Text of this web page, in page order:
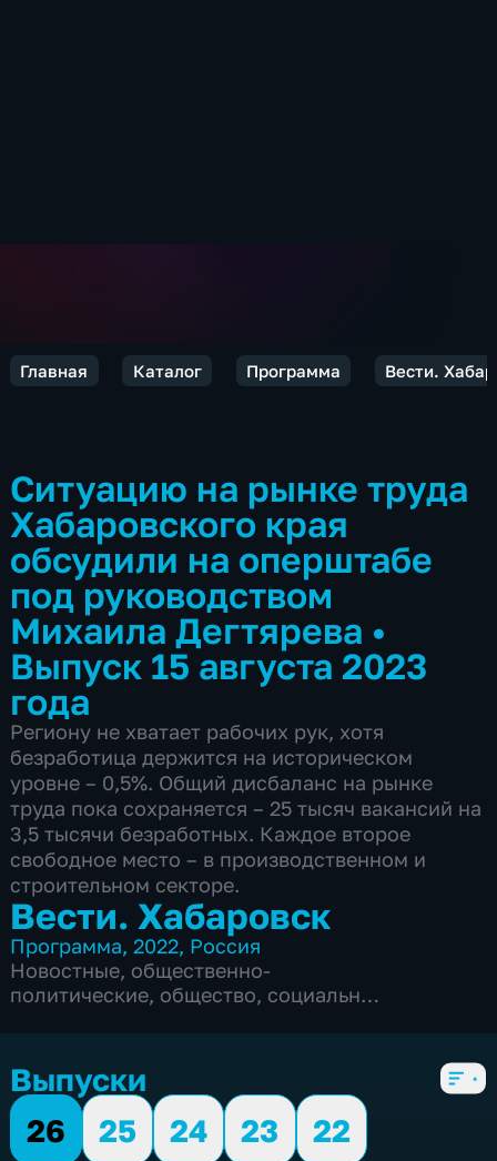
Главная Каталог Программа Вести.
Ситуацию на рынке труда
Хабаровского края
обсудили на оперштабе
под руководством
Михаила Дегтярева •
Выпуск 15 августа 2023
года
Региону не хватает рабочих рук, хотя
безработица держится на историческом
уровне – 0,5%. Общий дисбаланс на рынке
труда пока сохраняется – 25 тысяч вакансий на
3,5 тысячи безработных. Каждое второе
свободное место – в производственном и
строительном секторе.
Вести. Хабаровск
Программа,2022, Россия
Новостные, общественно-
политические, общество, социально-
Выпуски
26
25 24 23
22